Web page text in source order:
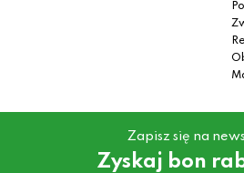
Zapisz się na
Zyskaj bon